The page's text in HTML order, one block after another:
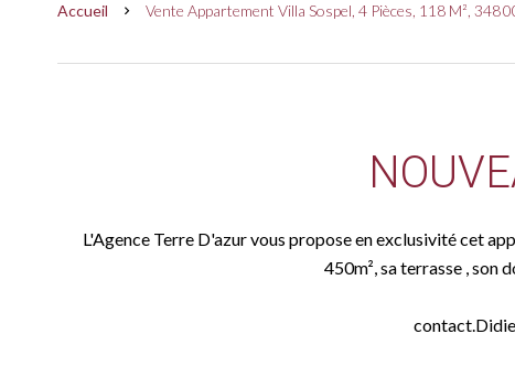
Accueil Vente Appartement Villa Sospel, 4 Pièces, 118 M², 348
L'Agence Terre D'azur vous propose en exclusivité cet
450m², sa terrasse , son